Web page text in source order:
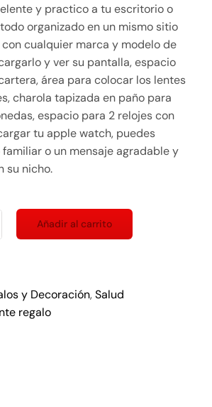
y practico a tu escritorio o
organizado en un mismo sitio
cualquier marca y modelo de
y ver su pantalla, espacio
área para colocar los lentes
charola tapizada en paño para
espacio para 2 relojes con
tu apple watch, puedes
o un mensaje agradable y
su nicho.
Añadir al carrito
y Decoración,Salud
regalo